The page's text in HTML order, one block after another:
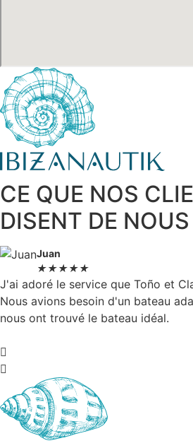
CE QUE NOS
DISENT DE NOUS
Juan
★★★★★
J'ai adoré le service que Toño et
Nous avions besoin d'un bateau
nous ont trouvé le bateau idéal.